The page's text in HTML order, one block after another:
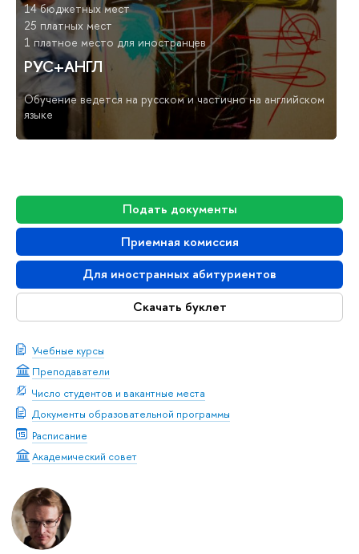
Подать документы
Приемная комиссия
Для иностранных абитуриентов
Скачать буклет
Учебные курсы
Преподаватели
Число студентов и вакантные места
Документы образовательной программы
Расписание
Академический совет
14 бюджетных мест
25 платных мест
1 платное место для иностранцев
РУС+АНГЛ
Обучение ведется на русском и частично на английском
языке